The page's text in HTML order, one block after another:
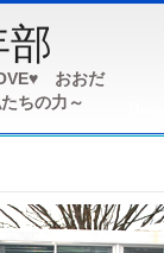
おおだ
力～